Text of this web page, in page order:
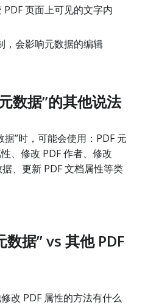
页面上可见的文字内
，会影响元数据的编辑
数据”的其他说法
据”时，可能会使用：PDF 元
、修改 PDF 作者、修改
、更新 PDF 文档属性等类
数据” vs 其他 PDF
改 PDF 属性的方法有什么